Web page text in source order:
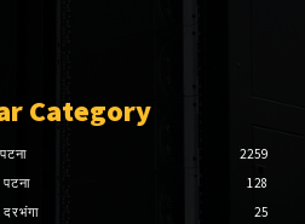
Category
पटना
2259
पटना
128
दरभंगा
25